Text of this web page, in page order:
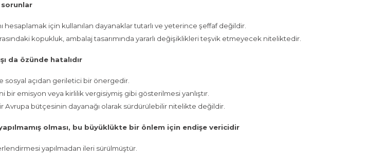
hesaplamak için kullanılan dayanaklar tutarlı ve yeterince şeffaf değildir.
kopukluk, ambalaj tasarımında yararlı değişiklikleri teşvik etmeyecek niteliktedir.
da özünde hatalıdır
açıdan geriletici bir önergedir.
bir emisyon veya kirlilik vergisiymiş gibi gösterilmesi yanlıştır.
bütçesinin dayanağı olarak sürdürülebilir nitelikte değildir.
olması, bu büyüklükte bir önlem için endişe vericidir
yapılmadan ileri sürülmüştür.